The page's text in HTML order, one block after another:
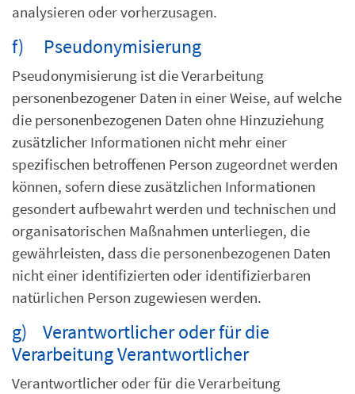
analysieren oder vorherzusagen.
f) Pseudonymisierung
Pseudonymisierung ist die Verarbeitung
personenbezogener Daten in einer Weise, auf welche
die personenbezogenen Daten ohne Hinzuziehung
zusätzlicher Informationen nicht mehr einer
spezifischen betroffenen Person zugeordnet werden
können, sofern diese zusätzlichen Informationen
gesondert aufbewahrt werden und technischen und
organisatorischen Maßnahmen unterliegen, die
gewährleisten, dass die personenbezogenen Daten
nicht einer identifizierten oder identifizierbaren
natürlichen Person zugewiesen werden.
g) Verantwortlicher oder für die
Verarbeitung Verantwortlicher
Verantwortlicher oder für die Verarbeitung